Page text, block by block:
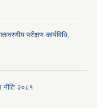
परीक्षण कार्यविधि,
नीति २०८१